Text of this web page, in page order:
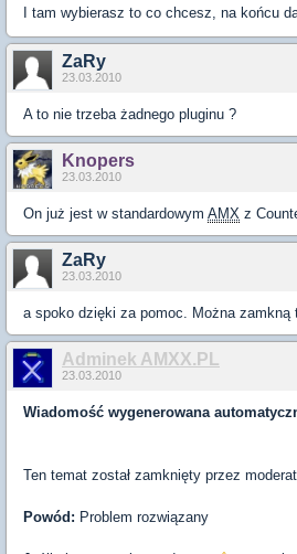
I tam wybierasz to co chcesz, na końcu
ZaRy
23.03.2010
A to nie trzeba żadnego pluginu ?
Knopers
23.03.2010
On już jest w standardowym AMX z
ZaRy
23.03.2010
a spoko dzięki za pomoc. Można zamkną
Adminek AMXX.PL
23.03.2010
Wiadomość wygenerowana
Ten temat został zamknięty przez
Powód: Problem rozwiązany